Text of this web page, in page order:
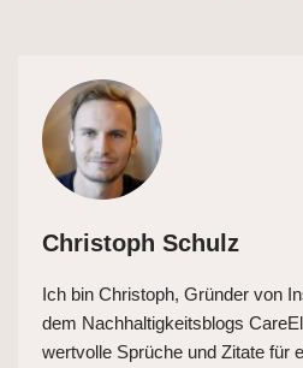
Christoph Schulz
Ich bin Christoph, Gründer von
dem Nachhaltigkeitsblogs
wertvolle Sprüche und Zitate für